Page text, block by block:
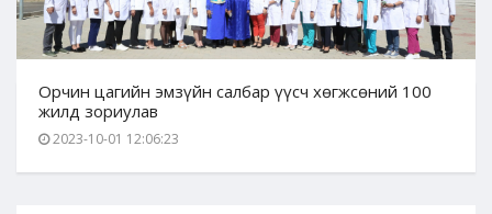
Орчин цагийн эмзүйн салбар үүсч хөгжсөний 100
жилд зориулав
2023-10-01 12:06:23